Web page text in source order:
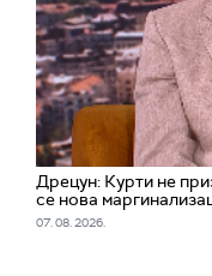
Дрецун: Курти не
се нова
07. 08. 2026.